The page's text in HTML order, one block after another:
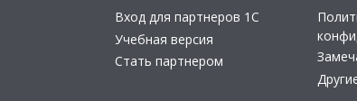
Вход для партнеров 1С
Учебная версия
Стать партнером